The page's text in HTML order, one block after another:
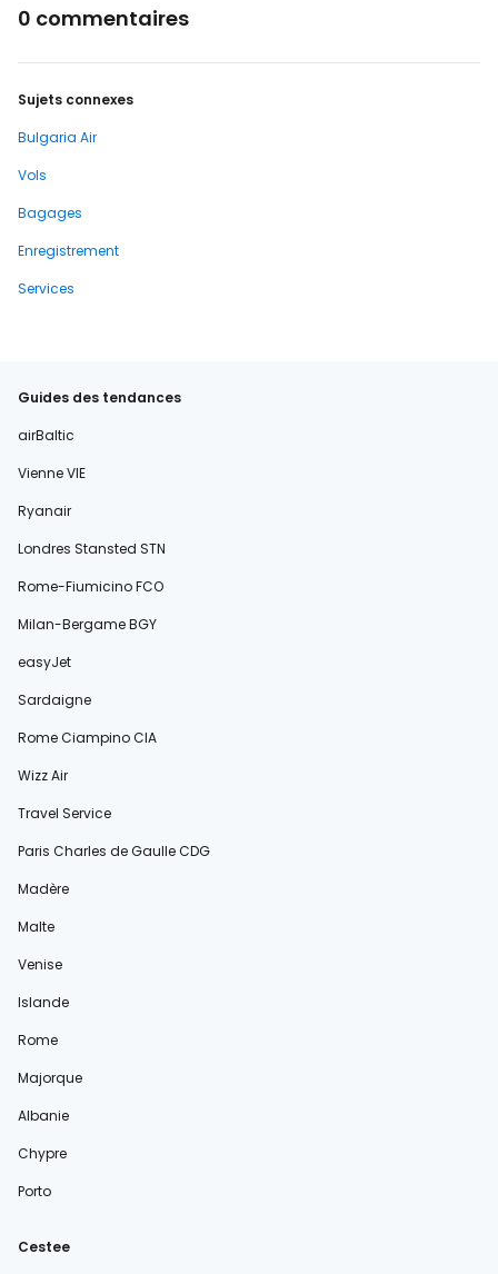
0 commentaires
Sujets connexes
Bulgaria Air
Vols
Bagages
Enregistrement
Services
Guides des tendances
airBaltic
Vienne VIE
Ryanair
Londres Stansted STN
Rome-Fiumicino FCO
Milan-Bergame BGY
easyJet
Sardaigne
Rome Ciampino CIA
Wizz Air
Travel Service
Paris Charles de Gaulle CDG
Madère
Malte
Venise
Islande
Rome
Majorque
Albanie
Chypre
Porto
Cestee